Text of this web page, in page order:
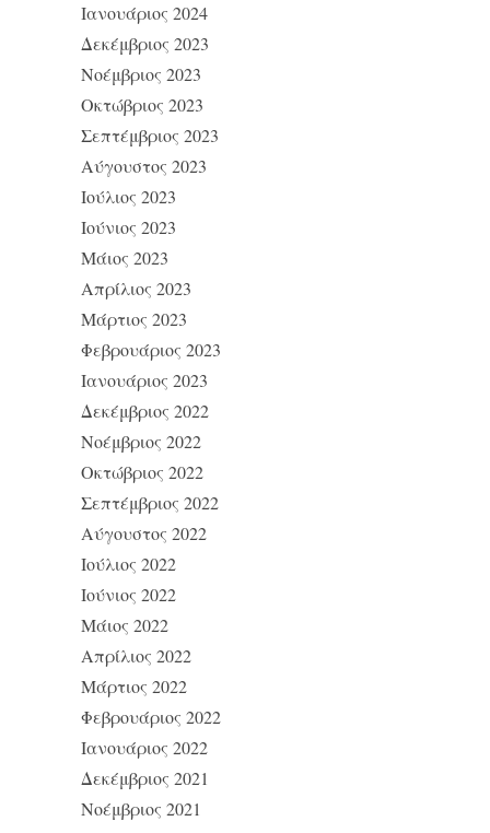
Ιανουάριος 2024
Δεκέμβριος 2023
Νοέμβριος 2023
Οκτώβριος 2023
Σεπτέμβριος 2023
Αύγουστος 2023
Ιούλιος 2023
Ιούνιος 2023
Μάιος 2023
Απρίλιος 2023
Μάρτιος 2023
Φεβρουάριος 2023
Ιανουάριος 2023
Δεκέμβριος 2022
Νοέμβριος 2022
Οκτώβριος 2022
Σεπτέμβριος 2022
Αύγουστος 2022
Ιούλιος 2022
Ιούνιος 2022
Μάιος 2022
Απρίλιος 2022
Μάρτιος 2022
Φεβρουάριος 2022
Ιανουάριος 2022
Δεκέμβριος 2021
Νοέμβριος 2021